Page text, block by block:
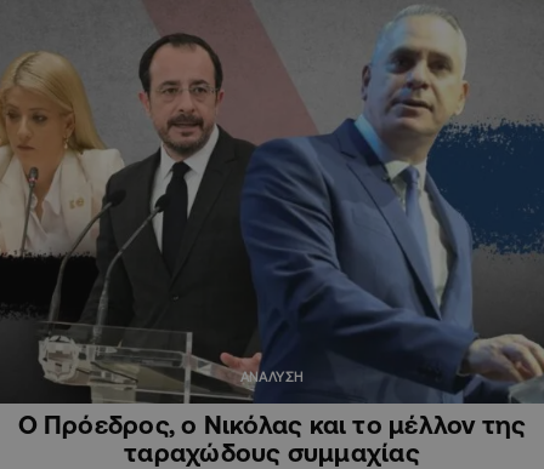
ΑΝΑΛΥΣΗ
Ο Πρόεδρος, ο Νικόλας και το μέλλον της
ταραχώδους συμμαχίας